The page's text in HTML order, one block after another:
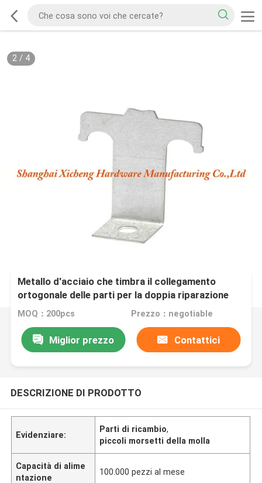
2/ 4
Metallo d'acciaio che timbra il collegamento
ortogonale delle parti per la doppia riparazione
attraversata
MOQ：200pcs Prezzo：negotiable
Miglior prezzo Contattici
DESCRIZIONE DI PRODOTTO
Evidenziare:
Parti di ricambio,
piccoli morsetti della molla
Capacità di alime
ntazione
100.000 pezzi al mese